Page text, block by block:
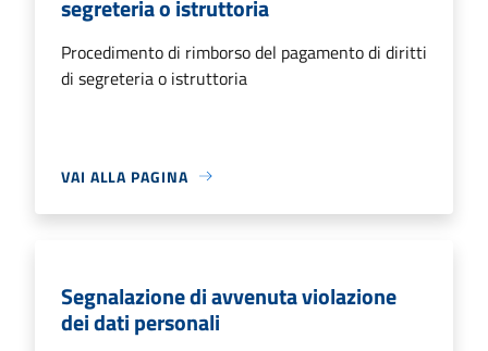
segreteria o istruttoria
Procedimento di rimborso del pagamento di diritti
di segreteria o istruttoria
VAI ALLA PAGINA
Segnalazione di avvenuta violazione
dei dati personali